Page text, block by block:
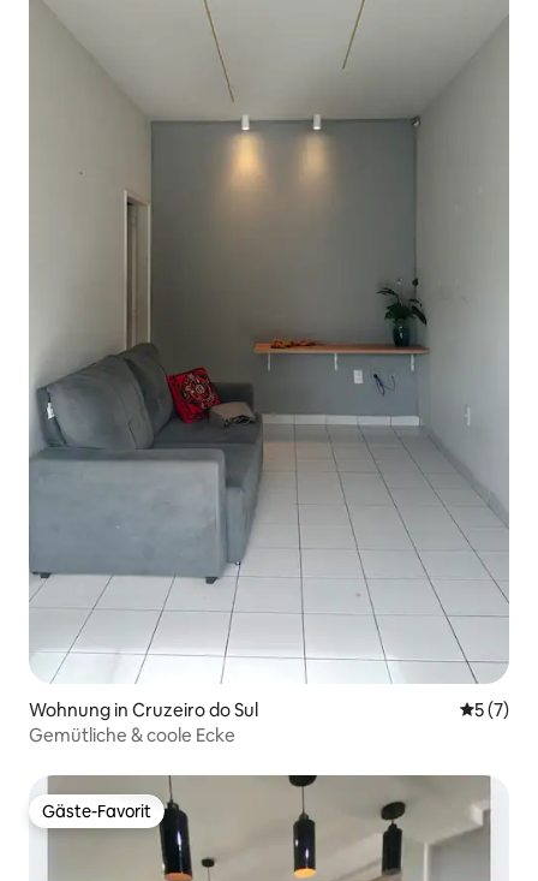
Wohnung in Cruzeiro do Sul
5 (7)
Gemütliche & coole Ecke
Gäste-Favorit
Gäste-Favorit